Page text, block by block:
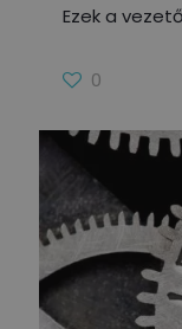
Ezek a
0